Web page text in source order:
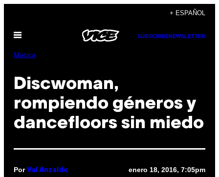
contenido
+ ESPAÑOL
Abrir
SUBSCRIBENEWSLETTER
Música
Discwoman,
rompiendo géneros y
dancefloors sin miedo
Por Val Anzaldo enero 18, 2016, 7:05pm